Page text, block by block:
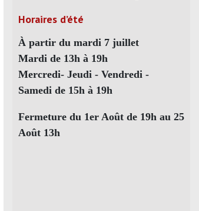
Horaires d’été
À partir du mardi 7 juillet
Mardi de 13h à 19h
Mercredi- Jeudi - Vendredi -
Samedi de 15h à 19h
Fermeture du 1er Août de 19h au 25
Août 13h